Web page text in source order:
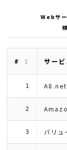
Webサ
# サービ
1 A8.net
2
3 バリュ